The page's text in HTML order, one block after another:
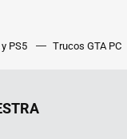
PS5 Trucos GTA PC